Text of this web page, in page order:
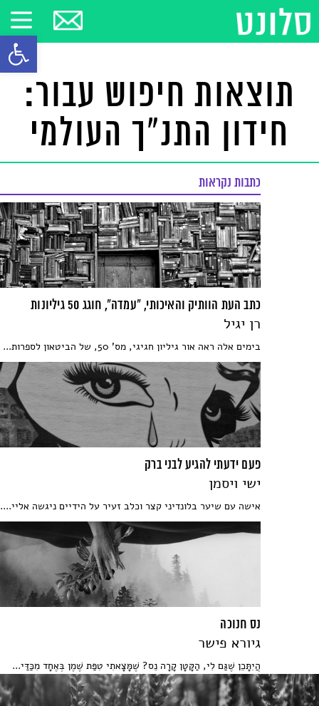
פתח
תוצאות חיפוש עבור:
חידון התנ"ך העולמי
כתבות נקראות
כתב העת הוותיק והאיכותי, "עמדה", חוגג 50 גיליונות
רן יגיל
בימים אלה ראה אור גיליון חגיגי, מס' 50, של הביטאון לספרות...
פעם ידעתי להגיע לבני ברק
ישי ויסמן
אישה עם שיער בלונדיני קצר וכלב זעיר על הידיים ניגשה אליי....
נס חנוכה
גיורא פישר
הֲיִתָּכֵן שֶׁגַּם לִי, הַקָּטָן קָרָה נֵס? שֶׁמָּצָאתִי טִפַּת שֶׁמֶן בְּאֶחָד מִכַּדַּי...